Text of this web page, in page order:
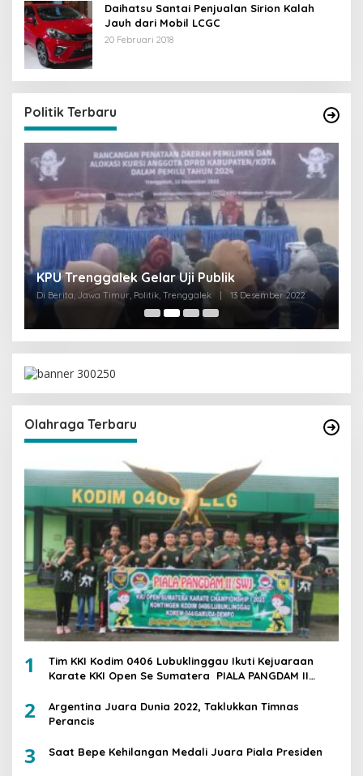
Daihatsu Santai Penjualan Sirion Kalah
Jauh dari Mobil LCGC
20 Februari 2018
Politik Terbaru
KPU Trenggalek Gelar Uji Publik
Di Berita, Jawa Timur, Politik, Trenggalek | 13 Desember 2022
Olahraga Terbaru
1
Tim KKI Kodim 0406 Lubuklinggau Ikuti Kejuaraan
Karate KKI Open Se Sumatera PIALA PANGDAM II
2
Argentina Juara Dunia 2022, Taklukkan Timnas
Perancis
3 Saat Bepe Kehilangan Medali Juara Piala Presiden